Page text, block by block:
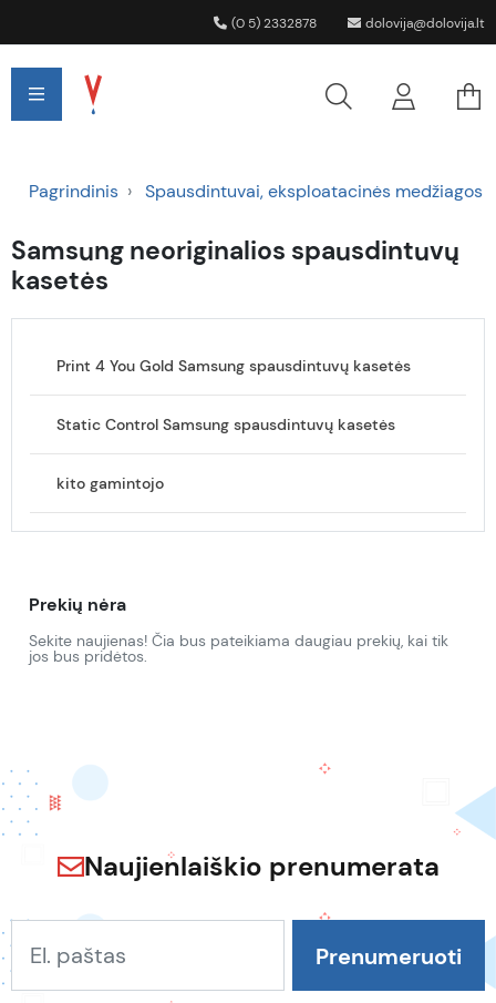
(0 5) 2332878 dolovija@dolovija.lt
Pagrindinis Spausdintuvai, eksploatacinės medžiagos
Samsung neoriginalios spausdintuvų
kasetės
Print 4 You Gold Samsung spausdintuvų kasetės
Static Control Samsung spausdintuvų kasetės
kito gamintojo
Prekių nėra
Sekite naujienas! Čia bus pateikiama daugiau prekių, kai tik
jos bus pridėtos.
Naujienlaiškio prenumerata